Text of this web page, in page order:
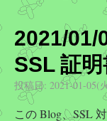
2021/01/
SSL 証
投稿日: 2021-01-05(
この Blog、SSL